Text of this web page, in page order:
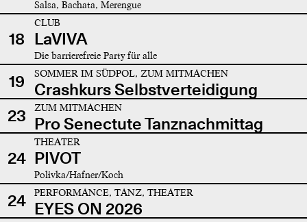
Salsa, Bachata, Merengue
18
CLUB
LaVIVA
Die barrierefreie Party für alle
19 SOMMER IM SÜDPOL, ZUM MITMACHEN
Crashkurs Selbstverteidigung
23
ZUM MITMACHEN
Pro Senectute Tanznachmittag
24
THEATER
PIVOT
Polivka/Hafner/Koch
24 PERFORMANCE, TANZ, THEATER
EYES ON 2026